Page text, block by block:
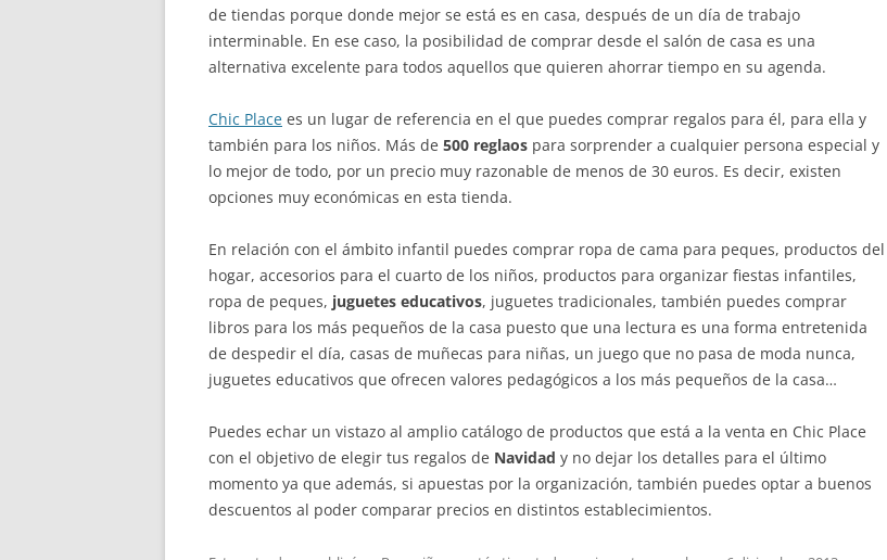
de tiendas porque donde mejor se está es en casa, después de un día de trabajo
interminable. En ese caso, la posibilidad de comprar desde el salón de casa es una
alternativa excelente para todos aquellos que quieren ahorrar tiempo en su agenda.
Chic Place es un lugar de referencia en el que puedes comprar regalos para él, para ella y
también para los niños. Más de 500 reglaos para sorprender a cualquier persona especial y
lo mejor de todo, por un precio muy razonable de menos de 30 euros. Es decir, existen
opciones muy económicas en esta tienda.
En relación con el ámbito infantil puedes comprar ropa de cama para peques, productos del
hogar, accesorios para el cuarto de los niños, productos para organizar fiestas infantiles,
ropa de peques, juguetes educativos, juguetes tradicionales, también puedes comprar
libros para los más pequeños de la casa puesto que una lectura es una forma entretenida
de despedir el día, casas de muñecas para niñas, un juego que no pasa de moda nunca,
juguetes educativos que ofrecen valores pedagógicos a los más pequeños de la casa…
Puedes echar un vistazo al amplio catálogo de productos que está a la venta en Chic Place
con el objetivo de elegir tus regalos de Navidad y no dejar los detalles para el último
momento ya que además, si apuestas por la organización, también puedes optar a buenos
descuentos al poder comparar precios en distintos establecimientos.